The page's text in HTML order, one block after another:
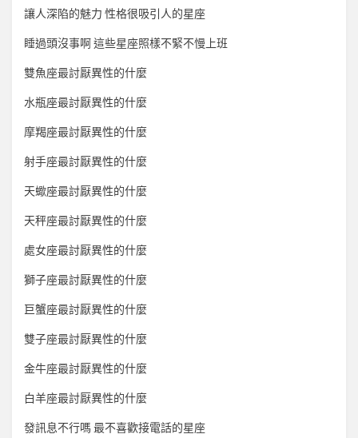
讓人深陷的魅力 性格很吸引人的星座
睡過頭沒事啊 這些星座照樣不緊不慢上班
雙魚座最討厭異性的什麼
水瓶座最討厭異性的什麼
摩羯座最討厭異性的什麼
射手座最討厭異性的什麼
天蠍座最討厭異性的什麼
天秤座最討厭異性的什麼
處女座最討厭異性的什麼
獅子座最討厭異性的什麼
巨蟹座最討厭異性的什麼
雙子座最討厭異性的什麼
金牛座最討厭異性的什麼
白羊座最討厭異性的什麼
發訊息不行嗎 最不喜歡接電話的星座